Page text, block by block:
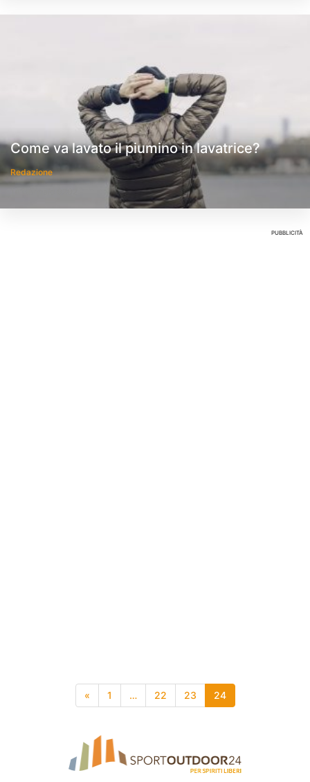
Come va lavato il piumino in lavatrice?
Redazione
PUBBLICITÀ
« 1 … 22 23 24